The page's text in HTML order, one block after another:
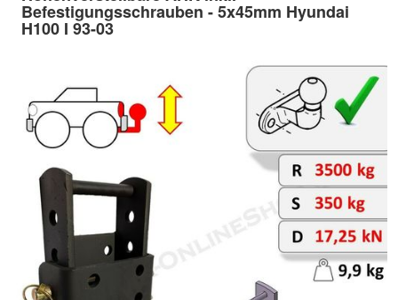
Befestigungsschrauben - 5x45mm Hyundai
H100 I 93-03